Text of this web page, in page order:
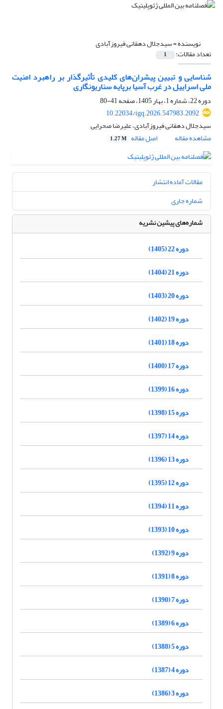
نویسنده =سیدجلال دهقانی فیروزآبادی
تعداد مقالات: 1
شناسایی و تبیین پیشران‌های کلیدی تأثیرگذار بر راهبرد امنیت
ملی اسراییل در غرب آسیا برپایه سناریونگاری
دوره 22، شماره 1، بهار 1405، صفحه
41-80
10.22034/igq.2026.547983.2092
سیدجلال دهقانی فیروزآبادی، علیرضا صحرایی
مشاهده مقاله
اصل مقاله 1.27 M
مقالات آماده انتشار
شماره جاری
شماره‌های پیشین نشریه
دوره 22 (1405)
دوره 21 (1404)
دوره 20 (1403)
دوره 19 (1402)
دوره 18 (1401)
دوره 17 (1400)
دوره 16 (1399)
دوره 15 (1398)
دوره 14 (1397)
دوره 13 (1396)
دوره 12 (1395)
دوره 11 (1394)
دوره 10 (1393)
دوره 9 (1392)
دوره 8 (1391)
دوره 7 (1390)
دوره 6 (1389)
دوره 5 (1388)
دوره 4 (1387)
دوره 3 (1386)